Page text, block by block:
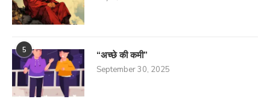
5 “अच्छे की कमी”
September 30, 2025